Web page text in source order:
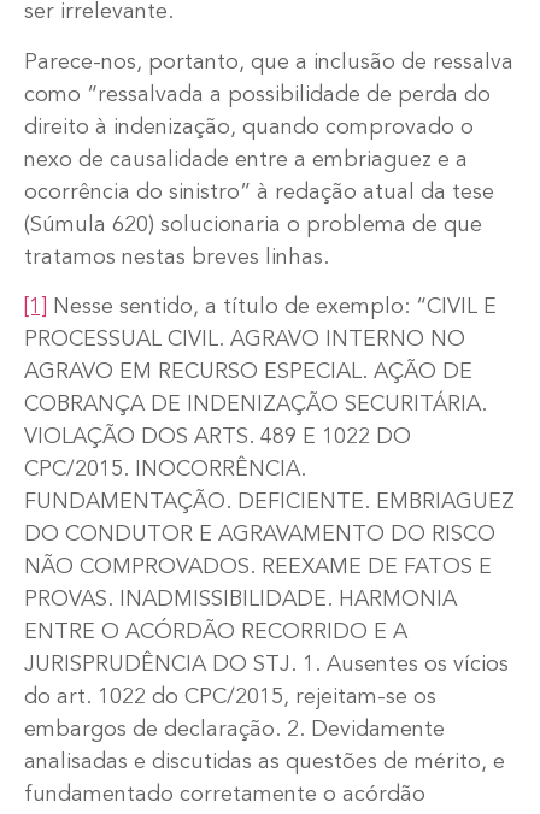
ser irrelevante.
Parece-nos, portanto, que a inclusão de ressalva
como “ressalvada a possibilidade de perda do
direito à indenização, quando comprovado o
nexo de causalidade entre a embriaguez e a
ocorrência do sinistro” à redação atual da tese
(Súmula 620) solucionaria o problema de que
tratamos nestas breves linhas.
[1]
Nesse sentido, a título de exemplo: “CIVIL E
PROCESSUAL CIVIL. AGRAVO INTERNO NO
AGRAVO EM RECURSO ESPECIAL. AÇÃO DE
COBRANÇA DE INDENIZAÇÃO SECURITÁRIA.
VIOLAÇÃO DOS ARTS. 489 E 1022 DO
CPC/2015. INOCORRÊNCIA.
FUNDAMENTAÇÃO. DEFICIENTE. EMBRIAGUEZ
DO CONDUTOR E AGRAVAMENTO DO RISCO
NÃO COMPROVADOS. REEXAME DE FATOS E
PROVAS. INADMISSIBILIDADE. HARMONIA
ENTRE O ACÓRDÃO RECORRIDO E A
JURISPRUDÊNCIA DO STJ. 1. Ausentes os vícios
do art. 1022 do CPC/2015, rejeitam-se os
embargos de declaração. 2. Devidamente
analisadas e discutidas as questões de mérito, e
fundamentado corretamente o acórdão